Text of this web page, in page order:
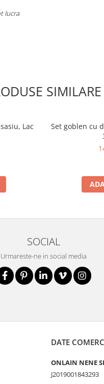
lucra
SIMILARE
Lac
Set goblen cu
SOCIAL
Urmareste-ne in social media
DATE
ONLAIN NENE
J2019001843293